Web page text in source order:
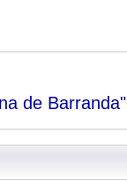
de Barranda"